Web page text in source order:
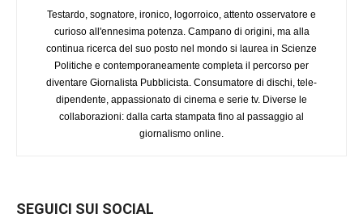
Testardo, sognatore, ironico, logorroico, attento osservatore e
curioso all'ennesima potenza. Campano di origini, ma alla
continua ricerca del suo posto nel mondo si laurea in Scienze
Politiche e contemporaneamente completa il percorso per
diventare Giornalista Pubblicista. Consumatore di dischi, tele-
dipendente, appassionato di cinema e serie tv. Diverse le
collaborazioni: dalla carta stampata fino al passaggio al
giornalismo online.
SEGUICI SUI SOCIAL